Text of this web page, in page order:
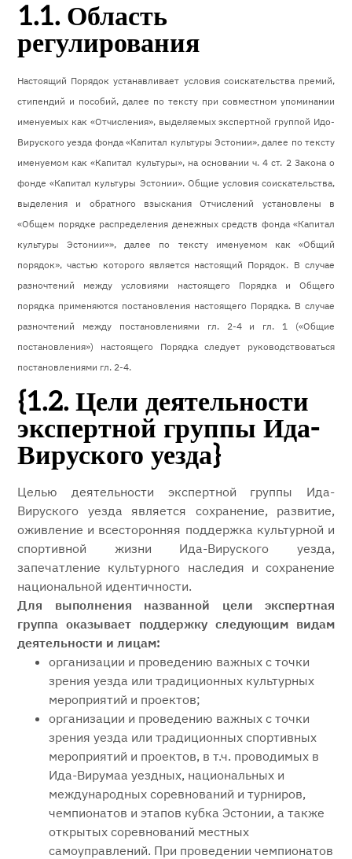
1.1. Область
регулирования
Настоящий Порядок устанавливает условия соискательства премий,
стипендий и пособий, далее по тексту при совместном упоминании
именуемых как «Отчисления», выделяемых экспертной группой Идо-
Вируского уезда фонда «Капитал культуры Эстонии», далее по тексту
именуемом как «Капитал культуры», на основании ч. 4 ст. 2 Закона о
фонде «Капитал культуры Эстонии». Общие условия соискательства,
выделения и обратного взыскания Отчислений установлены в
«Общем порядке распределения денежных средств фонда «Капитал
культуры Эстонии»», далее по тексту именуемом как «Общий
порядок», частью которого является настоящий Порядок. В случае
разночтений между условиями настоящего Порядка и Общего
порядка применяются постановления настоящего Порядка. В случае
разночтений между постановлениями гл. 2-4 и гл. 1 («Общие
постановления») настоящего Порядка следует руководствоваться
постановлениями гл. 2-4.
{1.2. Цели деятельности
экспертной группы Ида-
Вируского уезда}
Целью деятельности экспертной группы Ида-
Вируского уезда является сохранение, развитие,
оживление и всесторонняя поддержка культурной и
спортивной жизни Ида-Вируского уезда,
запечатление культурного наследия и сохранение
национальной идентичности.
Для выполнения названной цели экспертная
группа оказывает поддержку следующим видам
деятельности и лицам:
организации и проведению важных с точки
зрения уезда или традиционных культурных
мероприятий и проектов;
организации и проведению важных с точки
зрения уезда или традиционных спортивных
мероприятий и проектов, в т.ч. проводимых в
Ида-Вирумаа уездных, национальных и
международных соревнований и турниров,
чемпионатов и этапов кубка Эстонии, а также
открытых соревнований местных
самоуправлений. При проведении чемпионатов